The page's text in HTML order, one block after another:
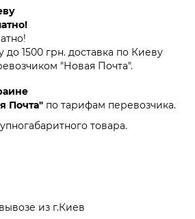
до 1500 грн. доставка по Киеву
"Новая Почта".
Почта" по тарифам перевозчика.
товара.
из г.Киев